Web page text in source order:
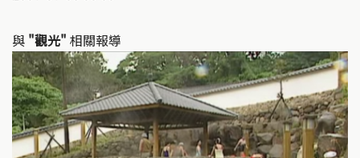
與 "觀光" 相關報導